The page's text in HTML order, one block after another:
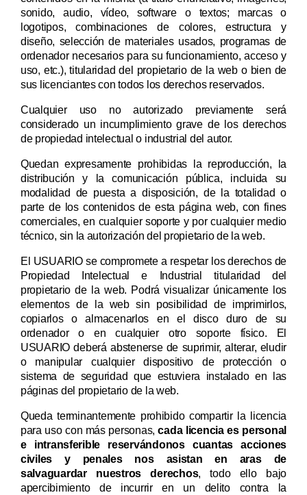
sonido, audio, vídeo, software o textos; marcas o
logotipos, combinaciones de colores, estructura y
diseño, selección de materiales usados, programas de
ordenador necesarios para su funcionamiento, acceso y
uso, etc.), titularidad del propietario de la web o bien de
sus licenciantes con todos los derechos reservados.
Cualquier uso no autorizado previamente será
considerado un incumplimiento grave de los derechos
de propiedad intelectual o industrial del autor.
Quedan expresamente prohibidas la reproducción, la
distribución y la comunicación pública, incluida su
modalidad de puesta a disposición, de la totalidad o
parte de los contenidos de esta página web, con fines
comerciales, en cualquier soporte y por cualquier medio
técnico, sin la autorización del propietario de la web.
El USUARIO se compromete a respetar los derechos de
Propiedad Intelectual e Industrial titularidad del
propietario de la web. Podrá visualizar únicamente los
elementos de la web sin posibilidad de imprimirlos,
copiarlos o almacenarlos en el disco duro de su
ordenador o en cualquier otro soporte físico. El
USUARIO deberá abstenerse de suprimir, alterar, eludir
o manipular cualquier dispositivo de protección o
sistema de seguridad que estuviera instalado en las
páginas del propietario de la web.
Queda terminantemente prohibido compartir la licencia
para uso con más personas,cada licencia es personal
e intransferible reservándonos cuantas acciones
civiles y penales nos asistan en aras de
salvaguardar nuestros derechos, todo ello bajo
apercibimiento de incurrir en un delito contra la